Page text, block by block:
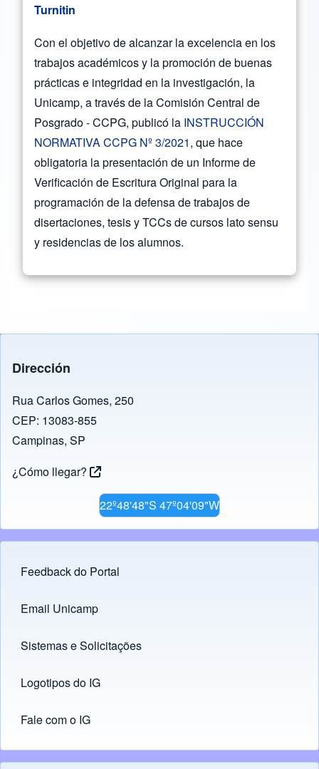
Turnitin
Con el objetivo de alcanzar la excelencia en los
trabajos académicos y la promoción de buenas
prácticas e integridad en la investigación, la
Unicamp, a través de la Comisión Central de
Posgrado - CCPG, publicó la INSTRUCCIÓN
NORMATIVA CCPG Nº 3/2021, que hace
obligatoria la presentación de un Informe de
Verificación de Escritura Original para la
programación de la defensa de trabajos de
disertaciones, tesis y TCCs de cursos lato sensu
y residencias de los alumnos.
Dirección
Rua Carlos Gomes, 250
CEP: 13083-855
Campinas, SP
¿Cómo llegar?
22º48'48"S 47º04'09"W
Footer menu
Feedback do Portal
Links
Email Unicamp
(opens in new tab)
Sistemas e Solicitações
(opens in new tab)
Logotipos do IG
(opens in new tab)
Fale com o IG